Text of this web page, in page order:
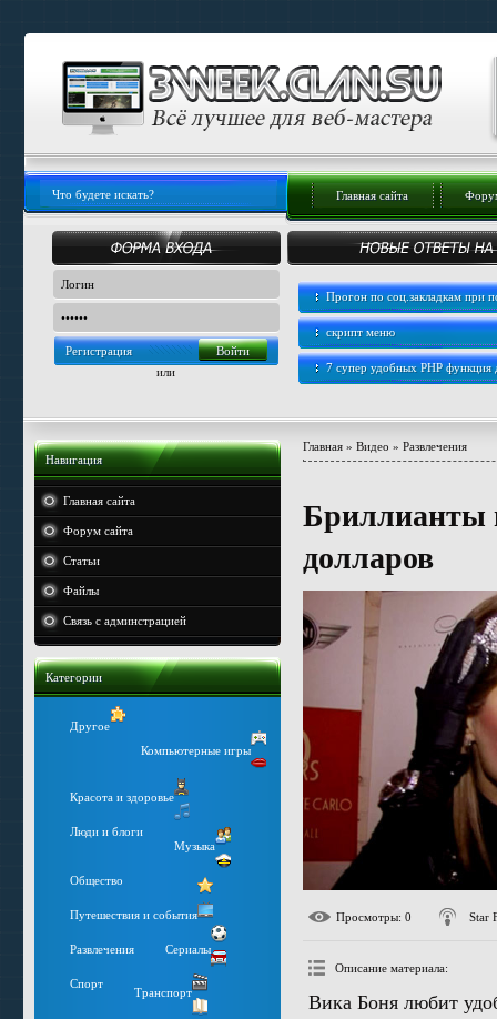
Главная сайта
Регистрация
или
Прогон по соц.закладкам при
скрипт меню
7 супер удобных PHP функция
Навигация
Главная сайта
Форум сайта
Статьи
Файлы
Связь с админстрацией
Категории
Другое
Компьютерные игры
Красота и здоровье
Люди и блоги
Музыка
Общество
Путешествия и события
Развлечения Сериалы
Спорт
Транспорт
Главная» Видео » Развлечения
Бриллианты
долларов
Просмотры: 0 Star
Описание материала:
Вика Боня любит